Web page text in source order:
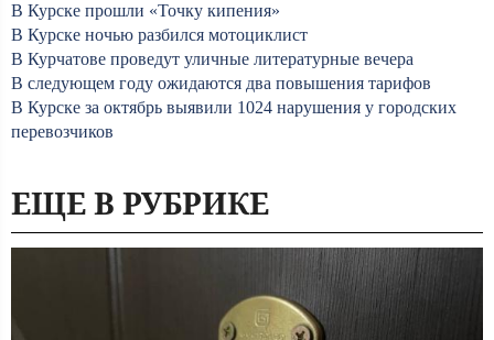
В Курске прошли «Точку кипения»
В Курске ночью разбился мотоциклист
В Курчатове проведут уличные литературные вечера
В следующем году ожидаются два повышения тарифов
В Курске за октябрь выявили 1024 нарушения у городских
перевозчиков
ЕЩЕ В РУБРИКЕ